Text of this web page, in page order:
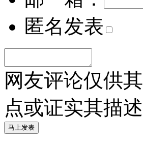
匿名发表
网友评论仅供
点或证实其描述